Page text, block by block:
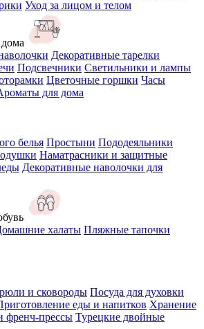
Уход за лицом и телом
Декоративные тарелки
Подсвечники Светильники и лампы
Цветочные горшки Часы
для дома
белья Простыни Пододеяльники
Наматрасники и защитные
Декоративные наволочки для
халаты Пляжные тапочки
и сковороды Посуда для духовки
еды и напитков Хранение
френч-прессы Турецкие двойные